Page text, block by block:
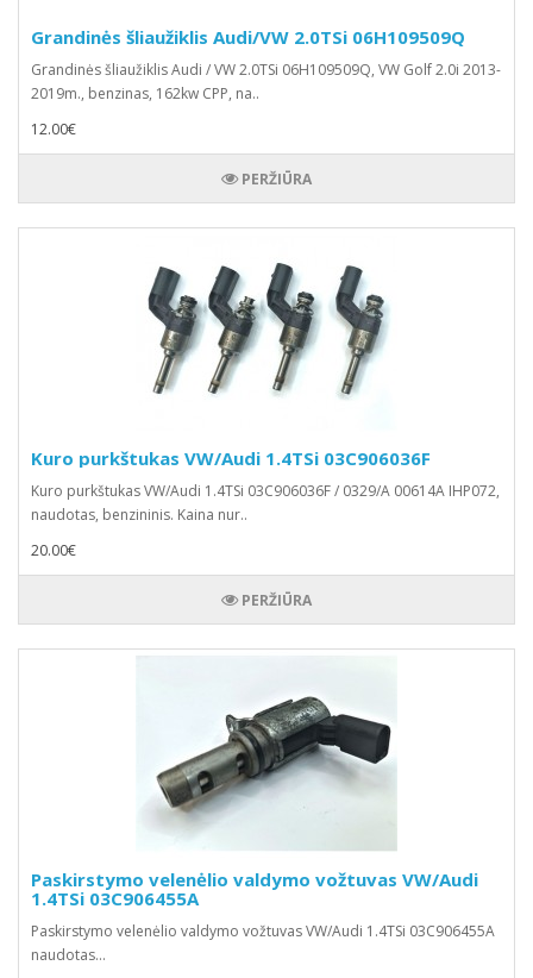
Grandinės šliaužiklis Audi/VW 2.0TSi 06H109509Q
Grandinės šliaužiklis Audi / VW 2.0TSi 06H109509Q, VW Golf 2.0i 2013-
2019m., benzinas, 162kw CPP, na..
12.00€
PERŽIŪRA
Kuro purkštukas VW/Audi 1.4TSi 03C906036F
Kuro purkštukas VW/Audi 1.4TSi 03C906036F / 0329/A 00614A IHP072,
naudotas, benzininis. Kaina nur..
20.00€
PERŽIŪRA
Paskirstymo velenėlio valdymo vožtuvas VW/Audi
1.4TSi 03C906455A
Paskirstymo velenėlio valdymo vožtuvas VW/Audi 1.4TSi 03C906455A
naudotas...